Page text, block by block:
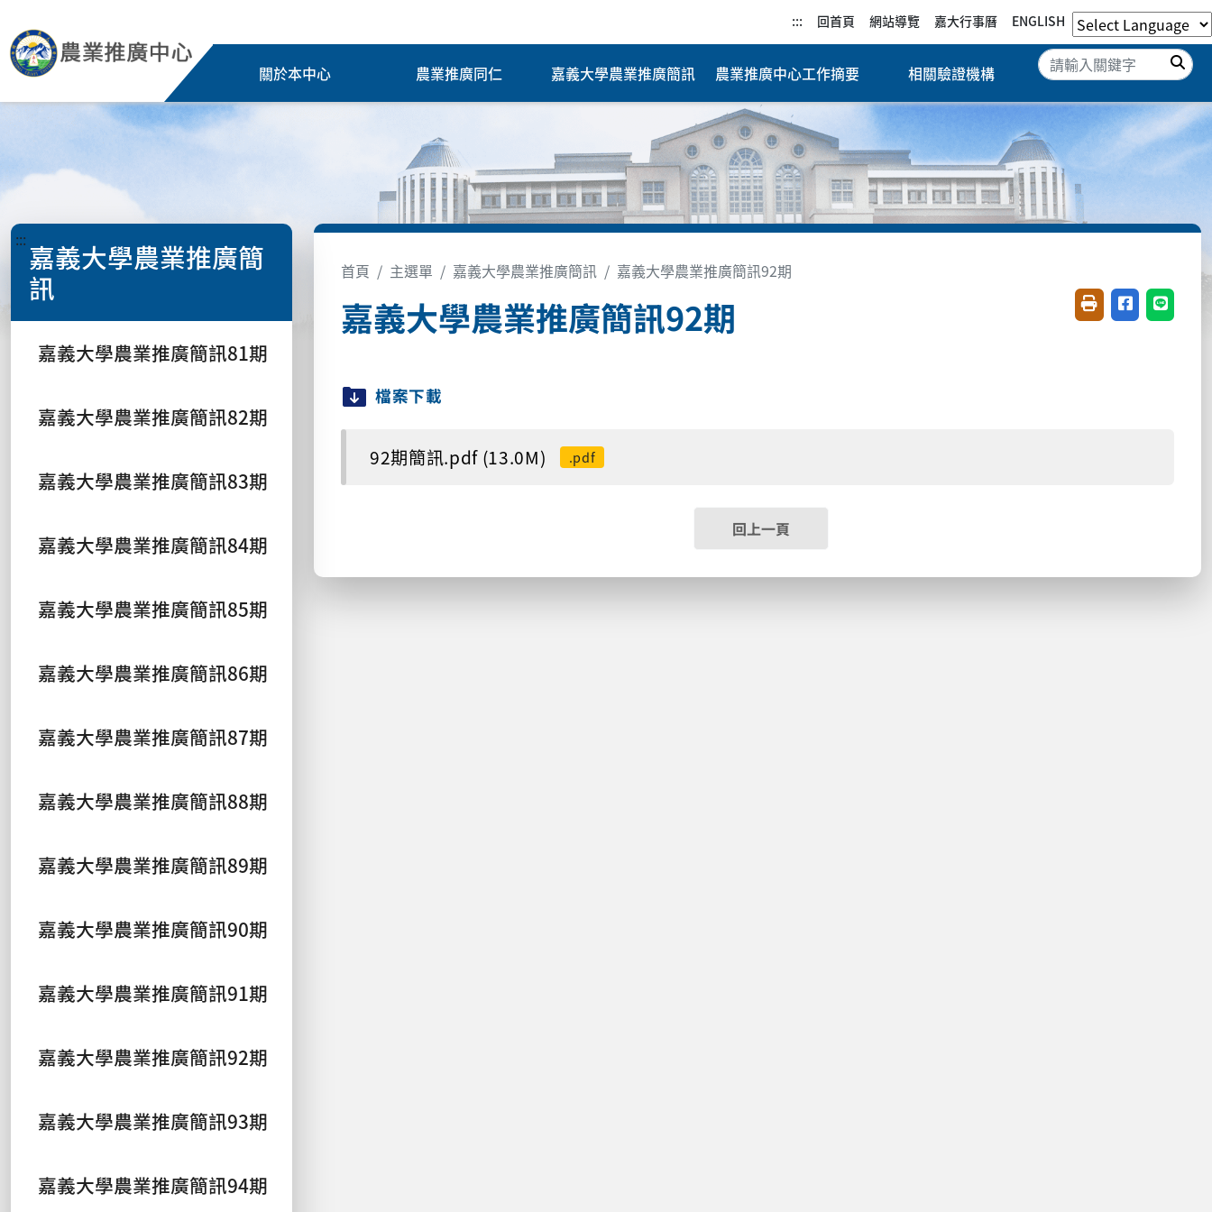
::: 回首頁 網站導覽 嘉大行事曆 ENGLISH
關於本中心 農業推廣同仁 嘉義大學農業推廣簡訊 農業推廣中心工作摘要 相關驗證機構
搜尋
::: 嘉義大學農業推廣簡
訊
嘉義大學農業推廣簡訊81期
嘉義大學農業推廣簡訊82期
嘉義大學農業推廣簡訊83期
嘉義大學農業推廣簡訊84期
嘉義大學農業推廣簡訊85期
嘉義大學農業推廣簡訊86期
嘉義大學農業推廣簡訊87期
嘉義大學農業推廣簡訊88期
嘉義大學農業推廣簡訊89期
嘉義大學農業推廣簡訊90期
嘉義大學農業推廣簡訊91期
嘉義大學農業推廣簡訊92期
嘉義大學農業推廣簡訊93期
嘉義大學農業推廣簡訊94期
首頁 主選單 嘉義大學農業推廣簡訊 嘉義大學農業推廣簡訊92期
嘉義大學農業推廣簡訊92期 友善列印(開新視窗)
分享至臉書(
分享至
檔案下載
92期簡訊.pdf (13.0M) .pdf
回上一頁